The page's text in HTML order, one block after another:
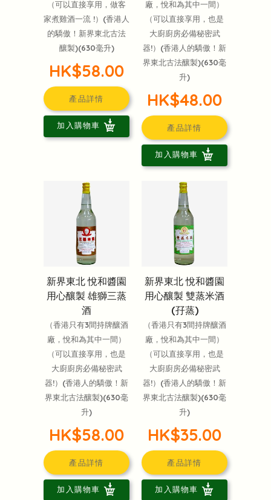
（可以直接享用，做客
家煮雞酒一流 !）(香港人
的驕傲！新界東北古法
釀製)(630毫升)
HK$58.00
產品詳情
加入購物車
廠，悅和為其中一間）
（可以直接享用，也是
大廚廚房必備秘密武
器!）(香港人的驕傲！新
界東北古法釀製)(630毫
升)
HK$48.00
產品詳情
加入購物車
新界東北 悅和醬園
用心釀製 雄獅三蒸
酒
（香港只有3間持牌釀酒
廠，悅和為其中一間）
（可以直接享用，也是
大廚廚房必備秘密武
器!）(香港人的驕傲！新
界東北古法釀製)(630毫
升)
HK$58.00
產品詳情
加入購物車
新界東北 悅和醬園
用心釀製 雙蒸米酒
(孖蒸)
（香港只有3間持牌釀酒
廠，悅和為其中一間）
（可以直接享用，也是
大廚廚房必備秘密武
器!）(香港人的驕傲！新
界東北古法釀製)(630毫
升)
HK$35.00
產品詳情
加入購物車